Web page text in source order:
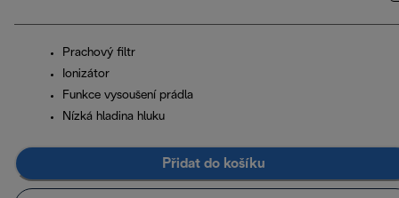
Prachový filtr
Ionizátor
Funkce vysoušení prádla
Nízká hladina hluku
Přidat do košíku